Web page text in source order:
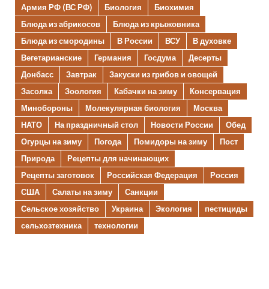
Армия РФ (ВС РФ) Биология
Биохимия
Блюда из абрикосов
Блюда из крыжовника
Блюда из смородины
В России ВСУ
В духовке
Вегетарианские
Германия Госдума
Десерты
Донбасс
Завтрак
Закуски из грибов и овощей
Засолка
Зоология Кабачки на зиму
Консервация
Минобороны
Молекулярная биология
Москва
НАТО
На праздничный стол Новости России
Обед
Огурцы на зиму
Погода Помидоры на зиму
Пост
Природа
Рецепты для начинающих
Рецепты заготовок
Российская Федерация
Россия
США
Салаты на зиму
Санкции
Сельское хозяйство
Украина Экология
пестициды
сельхозтехника
технологии